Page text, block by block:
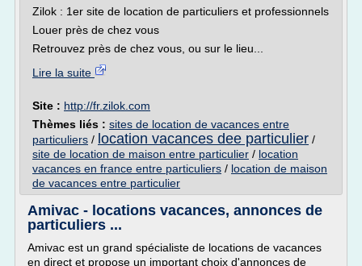
Zilok : 1er site de location de particuliers et professionnels
Louer près de chez vous
Retrouvez près de chez vous, ou sur le lieu...
Lire la suite
Site : http://fr.zilok.com
Thèmes liés : sites de location de vacances entre
particuliers / location vacances dee particulier /
site de location de maison entre particulier / location
vacances en france entre particuliers / location de maison
de vacances entre particulier
Amivac - locations vacances, annonces de
particuliers ...
Amivac est un grand spécialiste de locations de vacances
en direct et propose un important choix d'annonces de